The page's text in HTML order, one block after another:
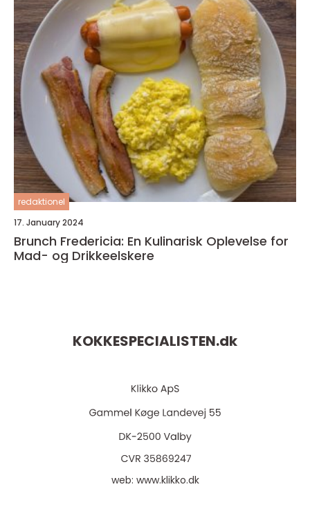
redaktionel
17. January 2024
Brunch Fredericia: En Kulinarisk Oplevelse for
Mad- og Drikkeelskere
KOKKESPECIALISTEN.dk
web: www.klikko.dk